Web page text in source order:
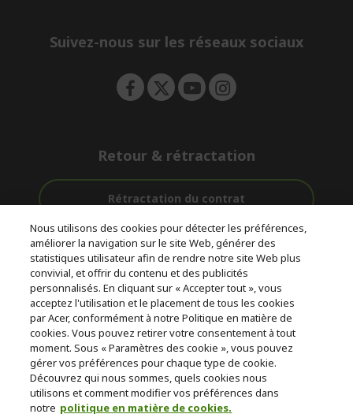
e
Suivez-nous sur les réseaux sociaux
Retour & rétractation
Rétractation du contrat
Livraison
gratuite
Accompagnement
avant et après-
vente
Paiement
Sécurisé
© 2026 Acer Inc.
CPYou BV est le revendeur et marchand agréé pour les produits et
services proposés au sein de ce magasin.
Nous utilisons des cookies pour détecter les préférences,
améliorer la navigation sur le site Web, générer des
statistiques utilisateur afin de rendre notre site Web plus
convivial, et offrir du contenu et des publicités
personnalisés. En cliquant sur « Accepter tout », vous
acceptez l'utilisation et le placement de tous les cookies
par Acer, conformément à notre Politique en matière de
cookies. Vous pouvez retirer votre consentement à tout
moment. Sous « Paramètres des cookie », vous pouvez
gérer vos préférences pour chaque type de cookie.
Découvrez qui nous sommes, quels cookies nous
utilisons et comment modifier vos préférences dans
notre politique en matière de cookies.